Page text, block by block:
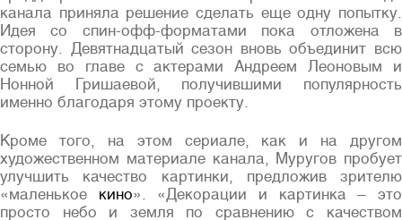
канала приняла решение сделать еще одну попытку.
Идея со спин-офф-форматами пока отложена в
сторону. Девятнадцатый сезон вновь объединит всю
семью во главе с актерами Андреем Леоновым и
Нонной Гришаевой, получившими популярность
именно благодаря этому проекту.
Кроме того, на этом сериале, как и на другом
художественном материале канала, Муругов пробует
улучшить качество картинки, предложив зрителю
«маленькое кино». «Декорации и картинка – это
просто небо и земля по сравнению с качеством